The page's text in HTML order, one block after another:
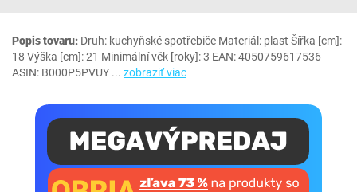
Popis tovaru: Druh: kuchyňské spotřebiče Materiál: plast Šířka [cm]:
18 Výška [cm]: 21 Minimální věk [roky]: 3 EAN: 4050759617536
ASIN: B000P5PVUY ... zobraziť viac